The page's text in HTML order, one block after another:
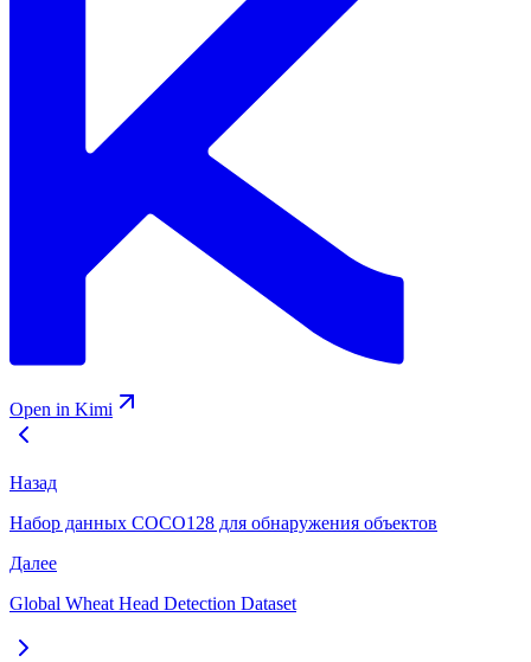
Open in Kimi
Назад
Набор данных COCO128 для обнаружения объектов
Далее
Global Wheat Head Detection Dataset